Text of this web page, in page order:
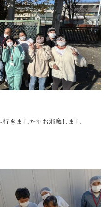
きました✨お邪魔しまし